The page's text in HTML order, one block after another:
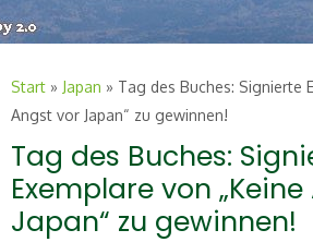
Start » Japan » Tag des Buches: Signierte
Angst vor Japan“ zu gewinnen!
Tag des Buches:
Exemplare von
Japan“ zu gewinnen!